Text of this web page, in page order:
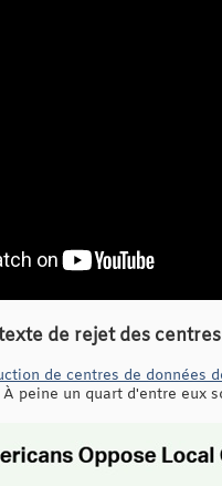
de rejet des
de centres de
peine un quart d'entre eux